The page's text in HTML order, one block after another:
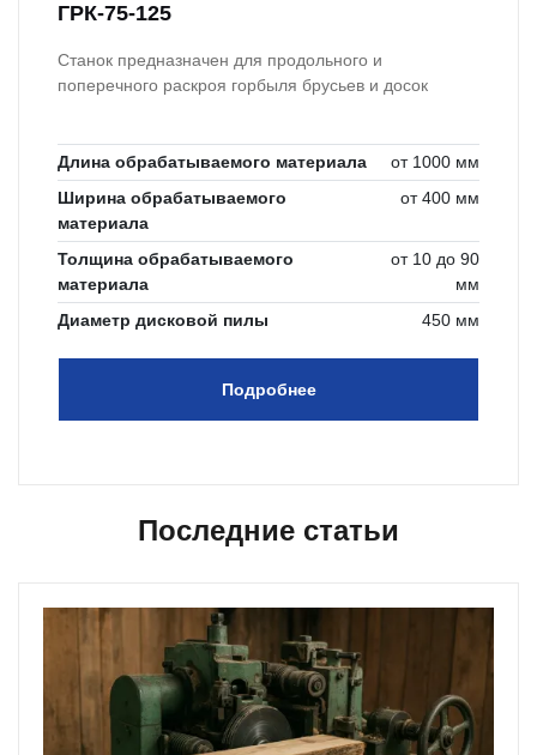
ГРК-75-125
Станок предназначен для продольного и
поперечного раскроя горбыля брусьев и досок
Длина обрабатываемого материала
от 1000 мм
Ширина обрабатываемого
материала
от 400 мм
Толщина обрабатываемого
материала
от 10 до 90
мм
Диаметр дисковой пилы
450 мм
Подробнее
Последние статьи